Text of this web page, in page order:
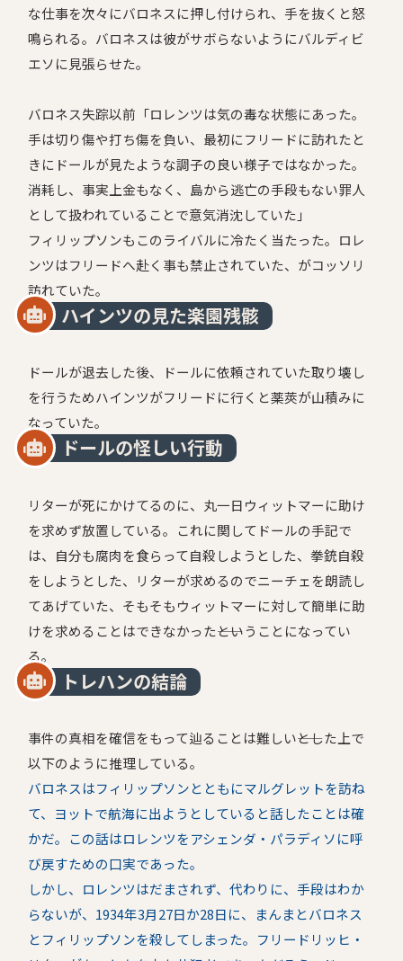
な仕事を次々にバロネスに押し付けられ、手を抜くと怒
鳴られる。バロネスは彼がサボらないようにバルディビ
エソに見張らせた。
バロネス失踪以前「ロレンツは気の毒な状態にあった。
手は切り傷や打ち傷を負い、最初にフリードに訪れたと
きにドールが見たような調子の良い様子ではなかった。
消耗し、事実上金もなく、島から逃亡の手段もない罪人
として扱われていることで意気消沈していた」
フィリップソンもこのライバルに冷たく当たった。ロレ
ンツはフリードへ赴く事も禁止されていた、がコッソリ
訪れていた。
ハインツの見た楽園残骸
ドールが退去した後、ドールに依頼されていた取り壊し
を行うためハインツがフリードに行くと薬莢が山積みに
なっていた。
ドールの怪しい行動
リターが死にかけてるのに、丸一日ウィットマーに助け
を求めず放置している。これに関してドールの手記で
は、自分も腐肉を食らって自殺しようとした、拳銃自殺
をしようとした、リターが求めるのでニーチェを朗読し
てあげていた、そもそもウィットマーに対して簡単に助
けを求めることはできなかった――ということになってい
る。
トレハンの結論
事件の真相を確信をもって辿ることは難しい――とした上で
以下のように推理している。
バロネスはフィリップソンとともにマルグレットを訪ね
て、ヨットで航海に出ようとしていると話したことは確
かだ。この話はロレンツをアシェンダ・パラディソに呼
び戻すための口実であった。
しかし、ロレンツはだまされず、代わりに、手段はわか
らないが、1934年3月27日か28日に、まんまとバロネス
とフィリップソンを殺してしまった。フリードリッヒ・